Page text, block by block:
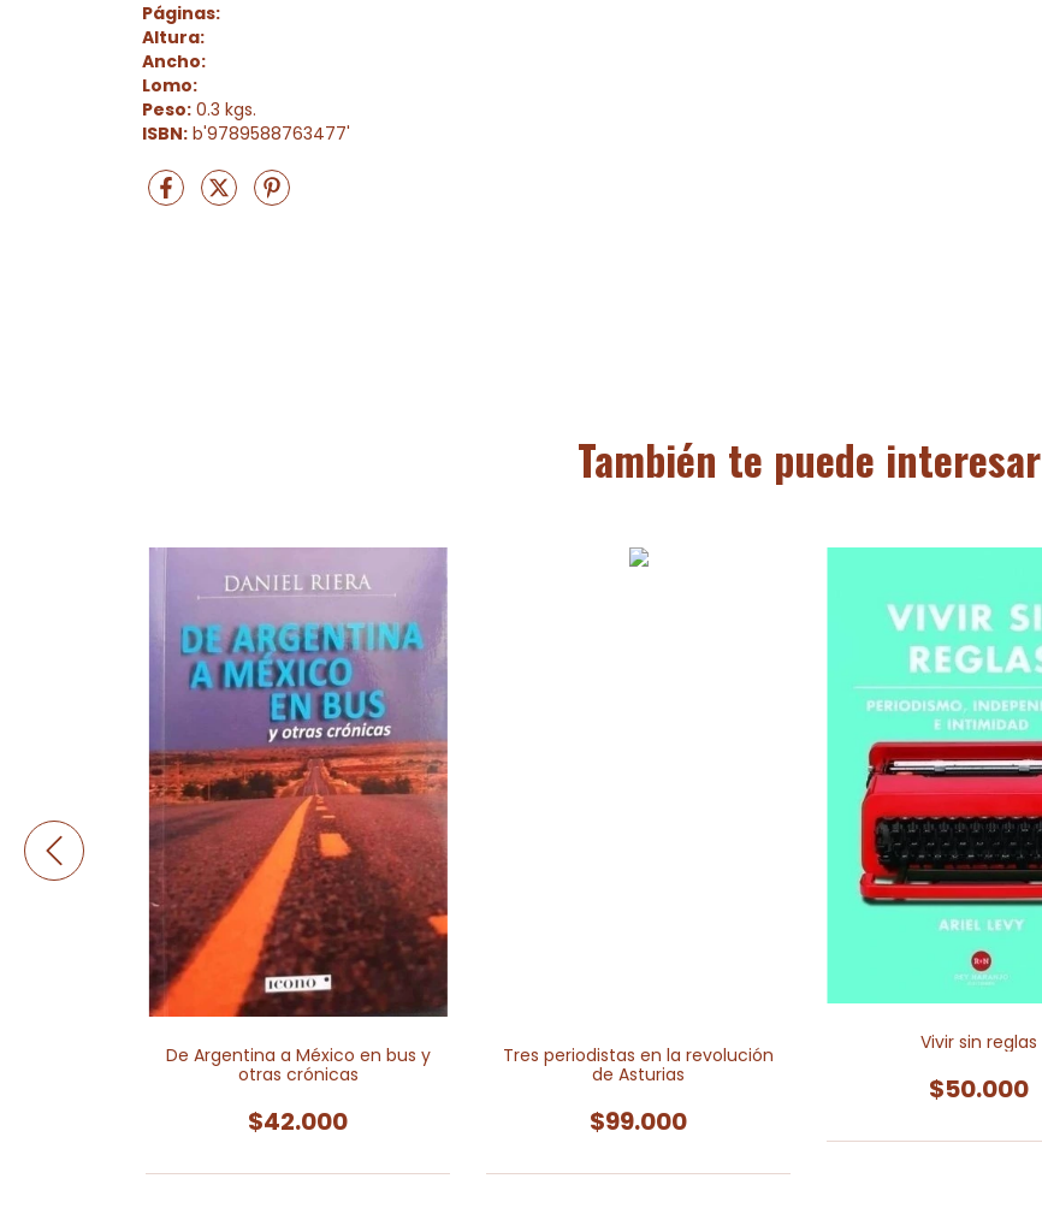
Páginas:
Altura:
Ancho:
Lomo:
Peso: 0.3 kgs.
ISBN: b'9789588763477'
También te puede interesar
De Argentina a México en bus y
otras crónicas
$42.000
Tres periodistas en la revolución
de Asturias
$99.000
Vivir sin reglas
$50.000